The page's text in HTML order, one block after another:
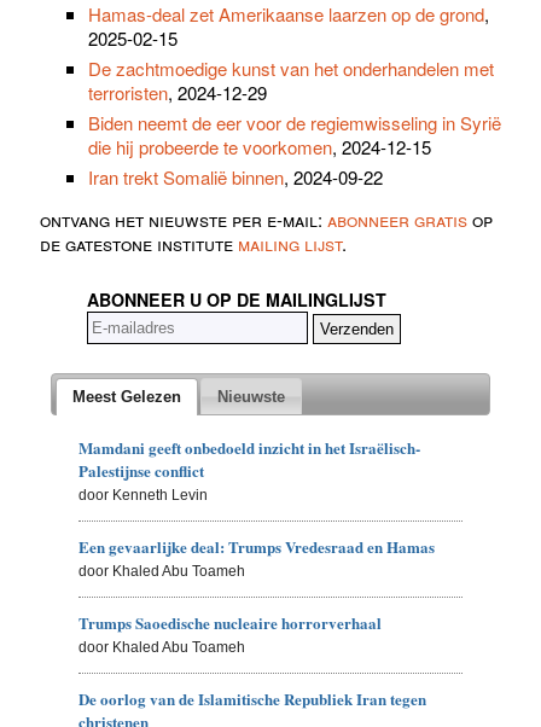
Hamas-deal zet Amerikaanse laarzen op de grond,
2025-02-15
De zachtmoedige kunst van het onderhandelen met
terroristen, 2024-12-29
Biden neemt de eer voor de regiemwisseling in Syrië
die hij probeerde te voorkomen, 2024-12-15
Iran trekt Somalië binnen, 2024-09-22
ontvang het nieuwste per e-mail: abonneer gratisop
de gatestone institute mailing lijst.
ABONNEER U OP DE MAILINGLIJST
Meest Gelezen Nieuwste
Mamdani geeft onbedoeld inzicht in het Israëlisch-
Palestijnse conflict
door Kenneth Levin
Een gevaarlijke deal: Trumps Vredesraad en Hamas
door Khaled Abu Toameh
Trumps Saoedische nucleaire horrorverhaal
door Khaled Abu Toameh
De oorlog van de Islamitische Republiek Iran tegen
christenen